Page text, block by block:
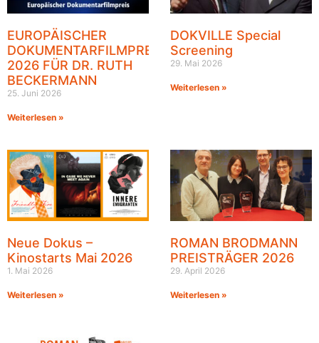
EUROPÄISCHER
DOKUMENTARFILMPREIS
2026 FÜR DR. RUTH
BECKERMANN
25. Juni 2026
Weiterlesen »
DOKVILLE Special
Screening
29. Mai 2026
Weiterlesen »
Neue Dokus –
Kinostarts Mai 2026
1. Mai 2026
Weiterlesen »
ROMAN BRODMANN
PREISTRÄGER 2026
29. April 2026
Weiterlesen »